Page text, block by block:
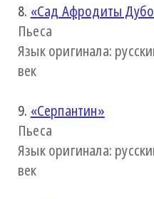
8. «Сад Афродиты
Пьеса
Язык оригинала:
век
9. «Серпантин»
Пьеса
Язык оригинала:
век